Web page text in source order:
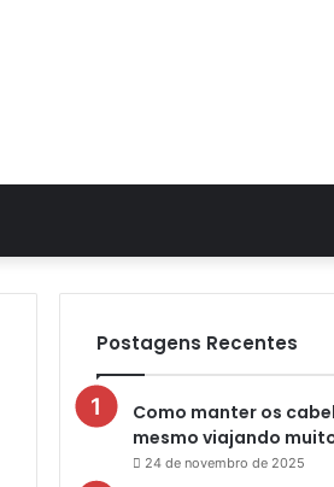
Postagens Recentes
Como manter os
mesmo viajando
24 de novembro de 2025